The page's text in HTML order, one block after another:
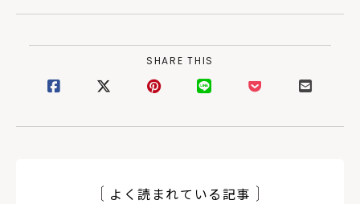
SHARE THIS
よく読まれている記事